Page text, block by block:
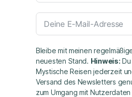
Bleibe mit meinen
neuesten Stand. Hinweis:
Mystische Reisen jederzeit
Versand des Newsletters
zum Umgang mit